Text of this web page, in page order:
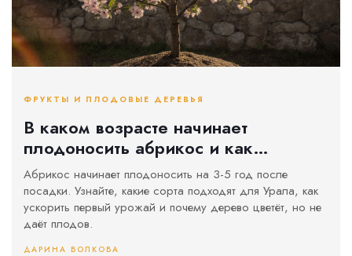
ФРУКТЫ И ПЛОДОВЫЕ ДЕРЕВЬЯ
В каком возрасте начинает
плодоносить абрикос и как
ускорить первый урожай
Абрикос начинает плодоносить на 3-5 год после
посадки. Узнайте, какие сорта подходят для Урала, как
ускорить первый урожай и почему дерево цветёт, но не
даёт плодов.
ДАРИНА ВОЛКОВА